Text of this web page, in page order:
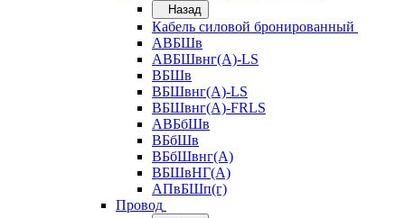
Назад
Кабель силовой бронированный
АВБШв
АВБШвнг(А)-LS
ВБШв
ВБШвнг(А)-LS
ВБШвнг(А)-FRLS
АВБбШв
ВБбШв
ВБбШвнг(А)
ВБШвНГ(А)
АПвБШп(г)
Провод